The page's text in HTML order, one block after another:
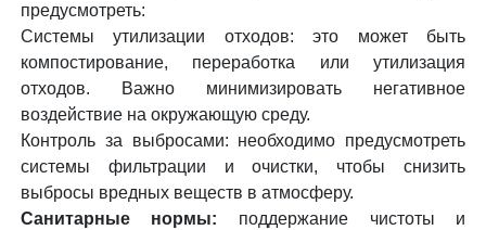
предусмотреть:
Системы утилизации отходов: это может быть
компостирование, переработка или утилизация
отходов. Важно минимизировать негативное
воздействие на окружающую среду.
Контроль за выбросами: необходимо предусмотреть
системы фильтрации и очистки, чтобы снизить
выбросы вредных веществ в атмосферу.
Санитарные нормы: поддержание чистоты и